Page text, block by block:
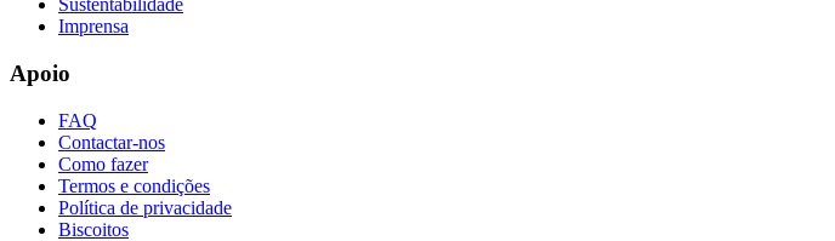
Sustentabilidade
Imprensa
Apoio
FAQ
Contactar-nos
Como fazer
Termos e condições
Política de privacidade
Biscoitos